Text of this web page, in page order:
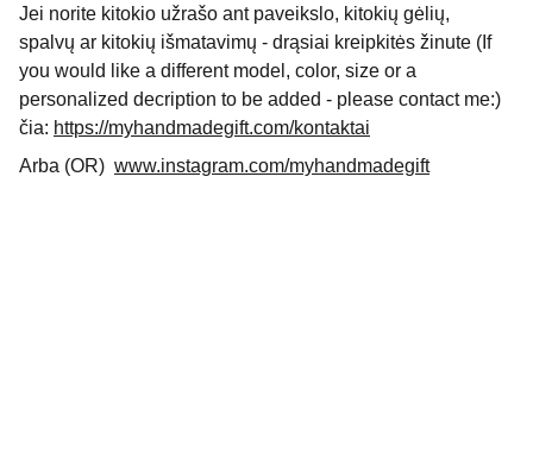
Jei norite kitokio užrašo ant paveikslo, kitokių gėlių,
spalvų ar kitokių išmatavimų - drąsiai kreipkitės žinute (If
you would like a different model, color, size or a
personalized decription to be added - please contact me:)
čia: https://myhandmadegift.com/kontaktai
Arba (OR) www.instagram.com/myhandmadegift